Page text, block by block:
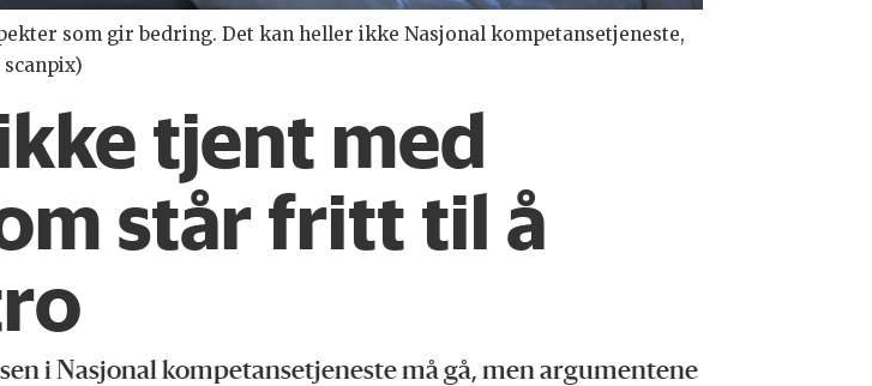
som gir bedring. Det kan heller ikke Nasjonal kompetansetjeneste,
tjent med
står fritt til å
i Nasjonal kompetansetjeneste må gå, men argumentene